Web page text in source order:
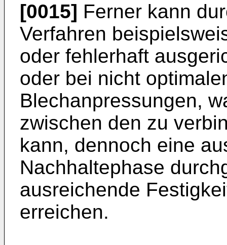
[0015] Ferner kann
Verfahren
oder fehlerhaft
oder bei nicht
Blechanpressungen,
zwischen den zu
kann, dennoch eine
Nachhaltephase
ausreichende
erreichen.